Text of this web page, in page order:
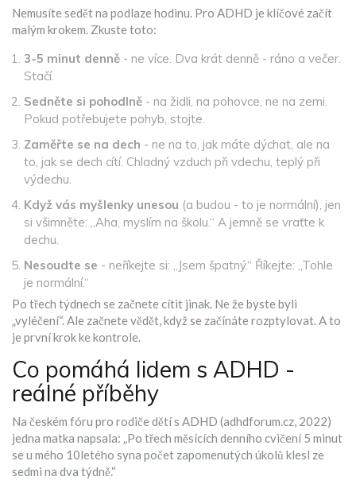
Nemusíte sedět na podlaze hodinu. Pro ADHD je klíčové začít
malým krokem. Zkuste toto:
3-5 minut denně - ne více. Dva krát denně - ráno a večer.
Stačí.
Sedněte si pohodlně - na židli, na pohovce, ne na zemi.
Pokud potřebujete pohyb, stojte.
Zaměřte se na dech - ne na to, jak máte dýchat, ale na
to, jak se dech cítí. Chladný vzduch při vdechu, teplý při
výdechu.
Když vás myšlenky unesou (a budou - to je normální), jen
si všimněte: „Aha, myslím na školu.“ A jemně se vraťte k
dechu.
Nesoudte se - neříkejte si: „Jsem špatný.“ Říkejte: „Tohle
je normální.“
Po třech týdnech se začnete cítit jinak. Ne že byste byli
„vyléčení“. Ale začnete vědět, když se začínáte rozptylovat. A to
je první krok ke kontrole.
Co pomáhá lidem s ADHD -
reálné příběhy
Na českém fóru pro rodiče dětí s ADHD (adhdforum.cz, 2022)
jedna matka napsala: „Po třech měsících denního cvičení 5 minut
se u mého 10letého syna počet zapomenutých úkolů klesl ze
sedmi na dva týdně.“